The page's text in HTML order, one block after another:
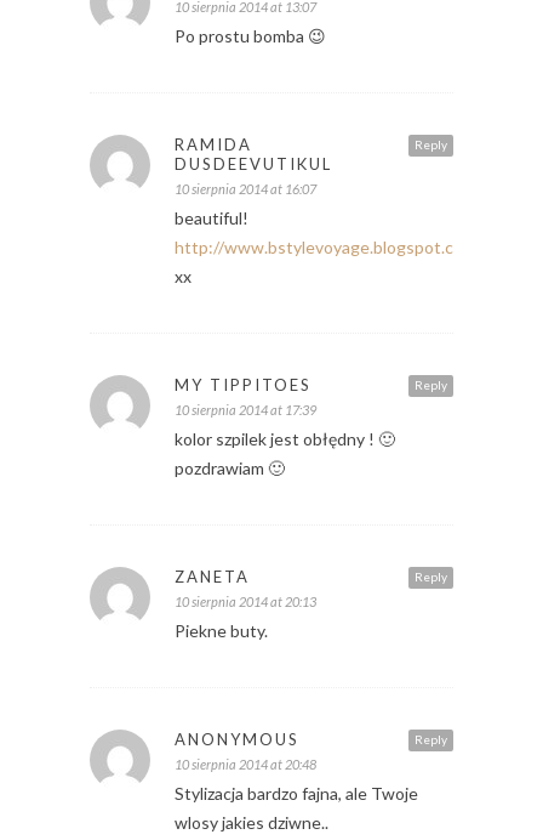
10 sierpnia 2014 at 13:07
Po prostu bomba 😉
Reply
RAMIDA
DUSDEEVUTIKUL
10 sierpnia 2014 at 16:07
beautiful!
http://www.bstylevoyage.blogspot.com
xx
Reply
MY TIPPITOES
10 sierpnia 2014 at 17:39
kolor szpilek jest obłędny ! 🙂
pozdrawiam 🙂
Reply
ZANETA
10 sierpnia 2014 at 20:13
Piekne buty.
Reply
ANONYMOUS
10 sierpnia 2014 at 20:48
Stylizacja bardzo fajna, ale Twoje
wlosy jakies dziwne..